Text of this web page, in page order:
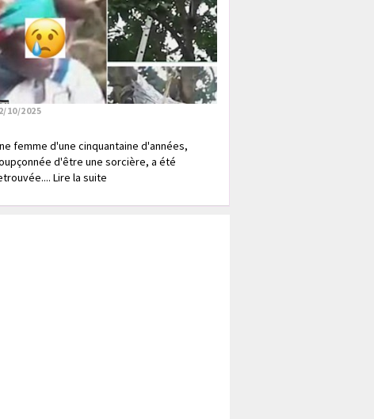
10/2025
femme d'une cinquantaine d'années,
d'être une sorcière, a été
Lire la suite